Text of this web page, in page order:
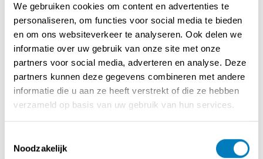
We gebruiken cookies om content en advertenties te
personaliseren, om functies voor social media te bieden
en om ons websiteverkeer te analyseren. Ook delen we
informatie over uw gebruik van onze site met onze
partners voor social media, adverteren en analyse. Deze
partners kunnen deze gegevens combineren met andere
informatie die u aan ze heeft verstrekt of die ze hebben
verzameld op basis van uw gebruik van hun services.
Noodzakelijk
tal zitplaatsen of krukken .
Een tweede zaaltje op de eerste verdieping nogmaals
goed voor 18 plaatsen en een terrasje aan de gevel voor
een 20 tal personen alsook een ruim terras van ongeveer
80 m2 met een 80 zitplaatsen aan de overzijde .
Verder nog toiletten voor dames en heren en twee
bergplaatsen .
Prachtige top locatie , zeer goed draaiende zaak met
mooie en hoge omzetcijfers !
Voor prijs en info gelieve ons bureel te kontakteren .